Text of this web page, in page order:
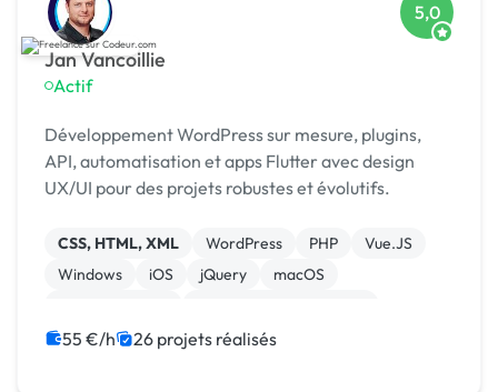
Jan Vancoillie
Actif
5,0
Développement WordPress sur mesure, plugins,
API, automatisation et apps Flutter avec design
UX/UI pour des projets robustes et évolutifs.
CSS, HTML, XML WordPress PHP
Vue.JS
Windows
iOS jQuery
macOS
55 €/h 26 projets réalisés